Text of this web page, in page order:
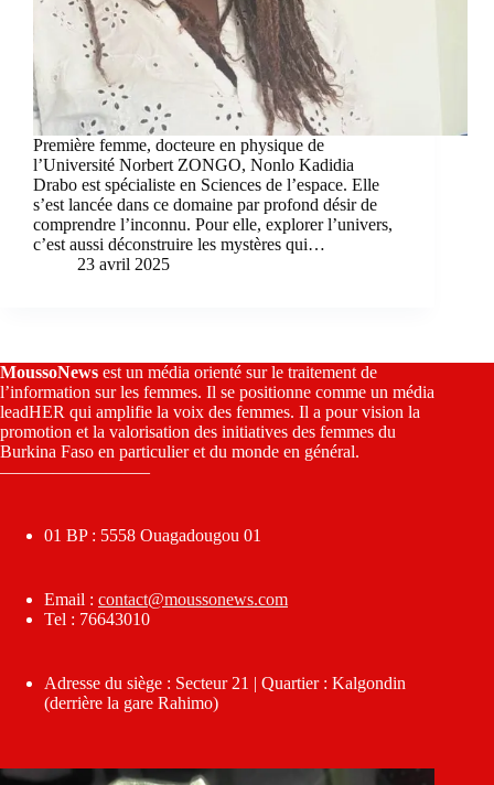
Première femme, docteure en physique de
l’Université Norbert ZONGO, Nonlo Kadidia
Drabo est spécialiste en Sciences de l’espace. Elle
s’est lancée dans ce domaine par profond désir de
comprendre l’inconnu. Pour elle, explorer l’univers,
c’est aussi déconstruire les mystères qui…
23 avril 2025
MoussoNews est un média orienté sur le traitement de
l’information sur les femmes. Il se positionne comme un média
leadHER qui amplifie la voix des femmes. Il a pour vision la
promotion et la valorisation des initiatives des femmes du
Burkina Faso en particulier et du monde en général.
————————–
01 BP : 5558 Ouagadougou 01
Email : contact@moussonews.com
Tel : 76643010
Adresse du siège : Secteur 21 | Quartier : Kalgondin
(derrière la gare Rahimo)